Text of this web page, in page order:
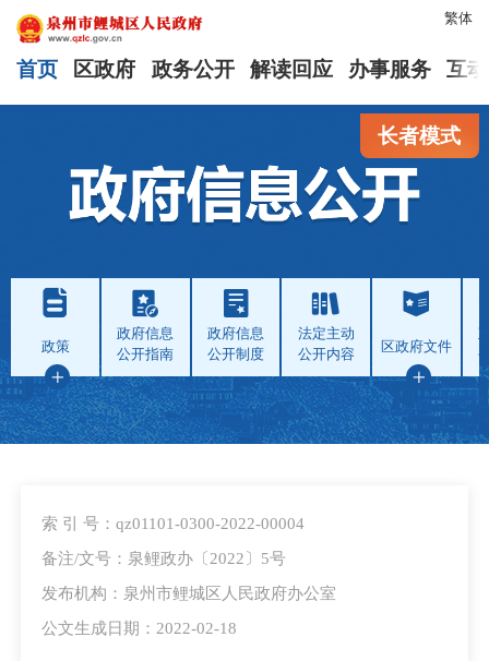
繁体
首页 区政府 政务公开 解读回应 办事服务 互
长者模式
政策
政府信息
公开指南
政府信息
公开制度
法定主动
公开内容
区政府文件
索 引 号：qz01101-0300-2022-00004
备注/文号：泉鲤政办〔2022〕5号
发布机构：泉州市鲤城区人民政府办公室
公文生成日期：2022-02-18